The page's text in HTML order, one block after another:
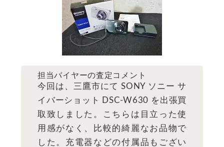
担当バイヤーの査定コメント
今回は、三鷹市にて SONY ソニー サ
イバーショット DSC-W630 を出張買
取致しました。こちらは目立った使
用感がなく、比較的綺麗なお品物で
した。充電器などの付属品もござい